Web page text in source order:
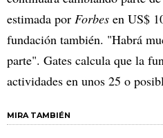
estimada por Forbes en US$
fundación también. "Habrá
parte". Gates calcula que la
actividades en unos 25 o
MIRA TAMBIÉN